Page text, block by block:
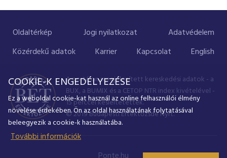
Oldaltérkép Jogi nyilatkozat
Adatvédelem
Közérdekű adatok
Karrier Kapcsolat English
A portálon megjelenített kereskedési adatok - a
BUX, a BUMIX és a CETOP NTR index kivételével -
15 perccel késleltetettek.
© 2019 Budapesti Értéktőzsde Nyrt.
COOKIE-K ENGEDÉLYEZÉSE
Ez a weboldal cookie-kat használ az online felhasználói élmény
növelése érdekében. Ön az oldal használatának folytatásával
beleegyezik a cookie-k használatába.
További információk